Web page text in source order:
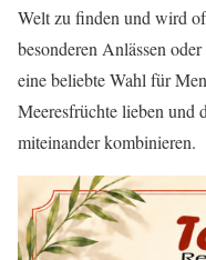
Welt zu finden und wird
besonderen Anlässen
eine beliebte Wahl für
Meeresfrüchte lieben und
miteinander kombinieren.